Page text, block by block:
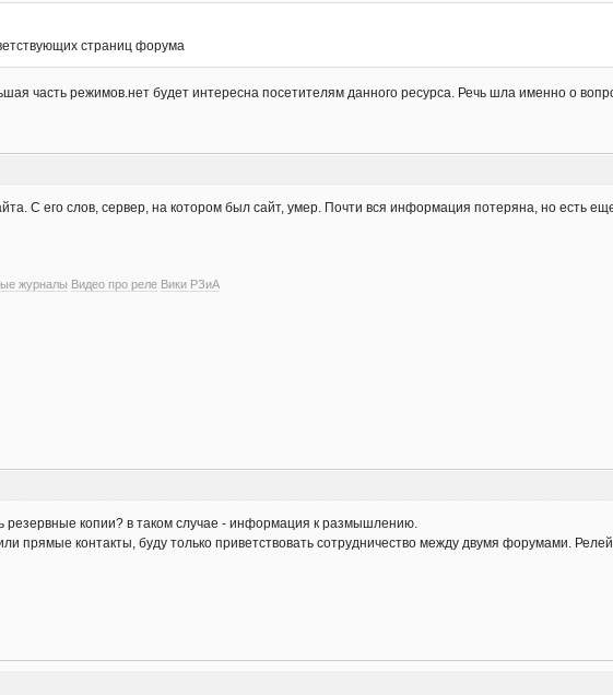
страниц форума
часть режимов.нет будет интересна посетителям данного ресурса. Речь шла именно о
С его слов, сервер, на котором был сайт, умер. Почти вся информация потеряна, но есть
журналы Видео про реле Вики РЗиА
резервные копии? в таком случае - информация к размышлению.
прямые контакты, буду только приветствовать сотрудничество между двумя форумами.